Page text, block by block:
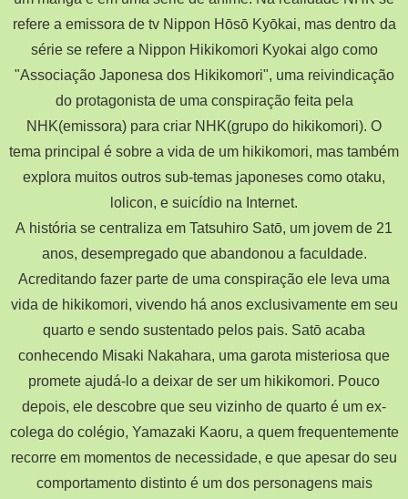
refere a emissora de tv Nippon Hōsō Kyōkai, mas dentro da
série se refere a Nippon Hikikomori Kyokai algo como
"Associação Japonesa dos Hikikomori", uma reivindicação
do protagonista de uma conspiração feita pela
NHK(emissora) para criar NHK(grupo do hikikomori). O
tema principal é sobre a vida de um hikikomori, mas também
explora muitos outros sub-temas japoneses como otaku,
lolicon, e suicídio na Internet.
A história se centraliza em Tatsuhiro Satō, um jovem de 21
anos, desempregado que abandonou a faculdade.
Acreditando fazer parte de uma conspiração ele leva uma
vida de hikikomori, vivendo há anos exclusivamente em seu
quarto e sendo sustentado pelos pais. Satō acaba
conhecendo Misaki Nakahara, uma garota misteriosa que
promete ajudá-lo a deixar de ser um hikikomori. Pouco
depois, ele descobre que seu vizinho de quarto é um ex-
colega do colégio, Yamazaki Kaoru, a quem frequentemente
recorre em momentos de necessidade, e que apesar do seu
comportamento distinto é um dos personagens mais